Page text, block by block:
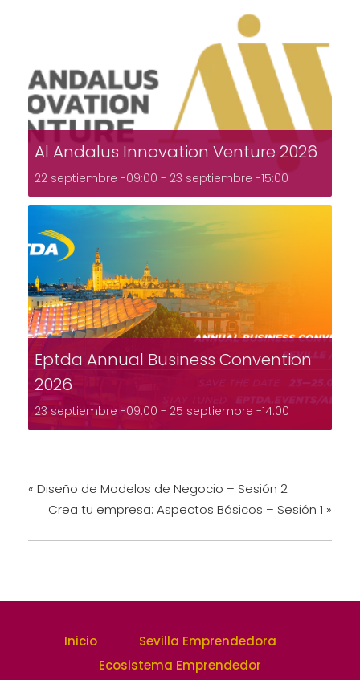
Al Andalus Innovation Venture 2026
22 septiembre -09:00 - 23 septiembre -15:00
Eptda Annual Business Convention
2026
23 septiembre -09:00 - 25 septiembre -14:00
« Diseño de Modelos de Negocio – Sesión 2
Crea tu empresa: Aspectos Básicos – Sesión 1 »
Inicio
Sevilla Emprendedora
Ecosistema Emprendedor